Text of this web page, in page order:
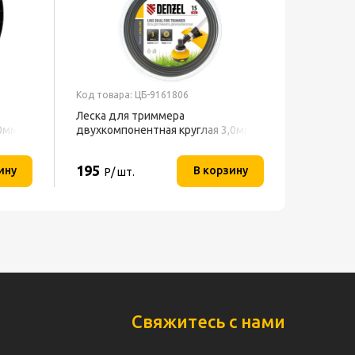
Код товара: ЦБ-9161806
Леска для триммера
двухкомпонентная круглая 3,0мм
195 Р/ шт. В корзину
Свяжитесь с нами